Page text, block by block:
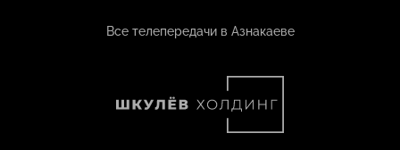
Все телепередачи в Азнакаеве